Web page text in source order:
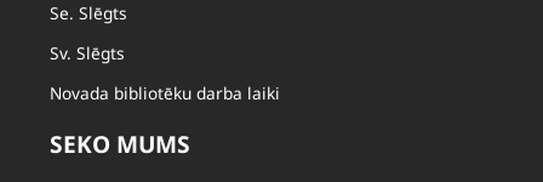
Se. Slēgts
Sv. Slēgts
Novada bibliotēku darba laiki
SEKO MUMS